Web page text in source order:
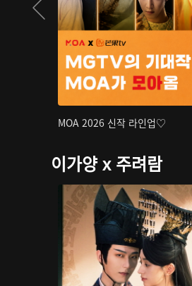
MOA 2026 신작 라인업♡
이가양 x 주려람